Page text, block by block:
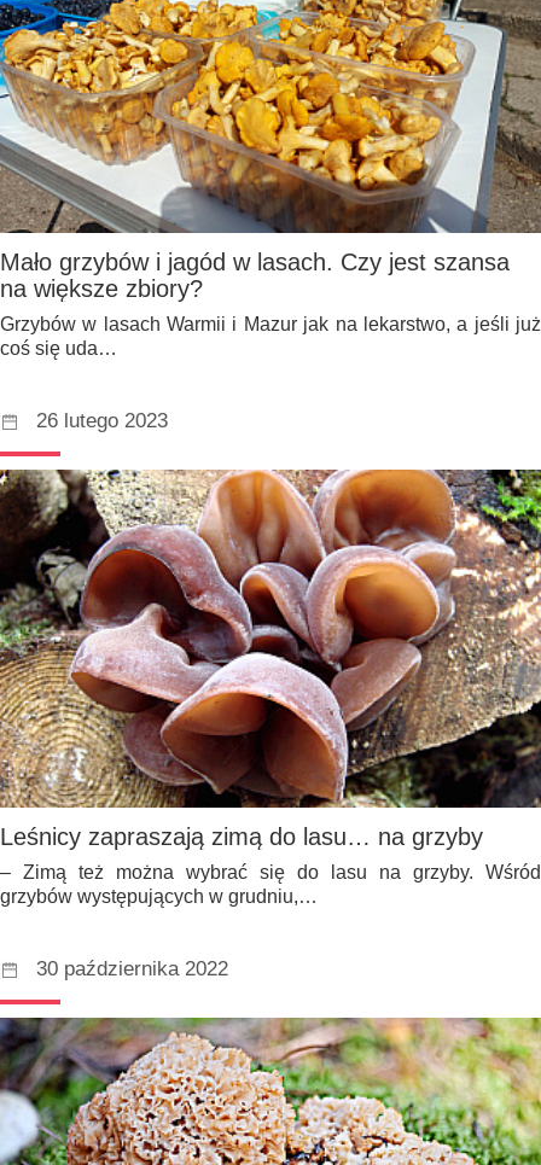
Mało grzybów i jagód w lasach. Czy jest szansa
na większe zbiory?
Grzybów w lasach Warmii i Mazur jak na lekarstwo, a jeśli już
coś się uda…
26 lutego 2023
Leśnicy zapraszają zimą do lasu… na grzyby
– Zimą też można wybrać się do lasu na grzyby. Wśród
grzybów występujących w grudniu,…
30 października 2022